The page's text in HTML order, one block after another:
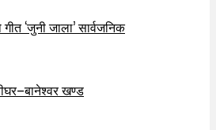
‘जुनी जाला’ सार्वजनिक
खण्ड